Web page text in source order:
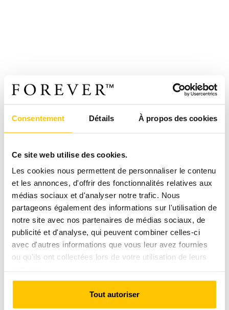
Consentement Détails À propos des cookies
Ce site web utilise des cookies.
Les cookies nous permettent de personnaliser le contenu
et les annonces, d'offrir des fonctionnalités relatives aux
médias sociaux et d'analyser notre trafic. Nous
partageons également des informations sur l'utilisation de
notre site avec nos partenaires de médias sociaux, de
publicité et d'analyse, qui peuvent combiner celles-ci
avec d'autres informations que vous leur avez fournies
ou qu'ils ont collectées lors de votre utilisation de leurs
Tout autoriser